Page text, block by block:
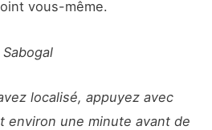
vous-même.
localisé, appuyez avec
environ une minute avant de